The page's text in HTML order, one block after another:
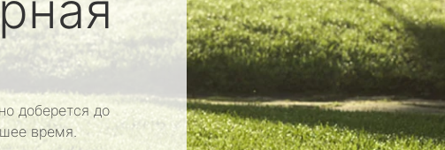
доберется до
время.